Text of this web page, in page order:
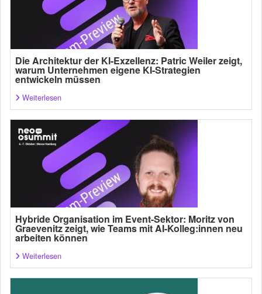
Die Architektur der KI-Exzellenz: Patric Weiler zeigt,
warum Unternehmen eigene KI-Strategien
entwickeln müssen
Weiterlesen
Hybride Organisation im Event-Sektor: Moritz von
Graevenitz zeigt, wie Teams mit AI-Kolleg:innen neu
arbeiten können
Weiterlesen